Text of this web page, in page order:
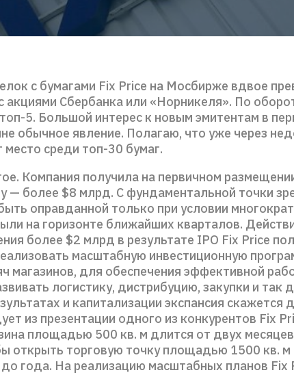
с бумагами Fix Price на Мосбирже вдвое
акциями Сбербанка или «Норникеля». По
5. Большой интерес к новым эмитентам в
обычное явление. Полагаю, что уже через
место среди топ-30 бумаг.
Компания получила на первичном
— более $8 млрд. С фундаментальной точки
оправданной только при условии
на горизонте ближайших кварталов.
более $2 млрд в результате IPO Fix Price
масштабную инвестиционную
магазинов, для обеспечения эффективной
логистику, дистрибуцию, закупки и так
и капитализации экспансия скажется
из презентации одного из конкурентов Fix
площадью 500 кв. м длится от двух
открыть торговую точку площадью 1500 кв. м
года. На реализацию масштабных планов Fix